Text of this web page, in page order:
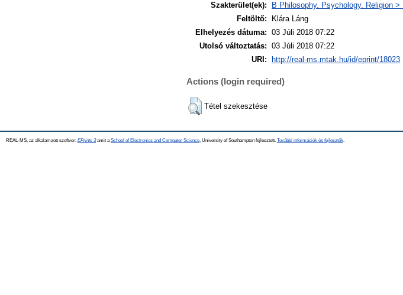
Szakterület(ek):
B Philosophy. Psychology. Religion
Feltöltő:
Klára Láng
Elhelyezés dátuma: 03 Júli 2018 07:22
Utolsó változtatás: 03 Júli 2018 07:22
URI:
http://real-ms.mtak.hu/id/eprint/18023
Actions (login required)
Tétel szekesztése
REAL-MS, az alkalamzott szoftver: EPrints 3amit a School of Electronics and Computer Science , University of Southampton fejlesztett. További információk és fejlesztők